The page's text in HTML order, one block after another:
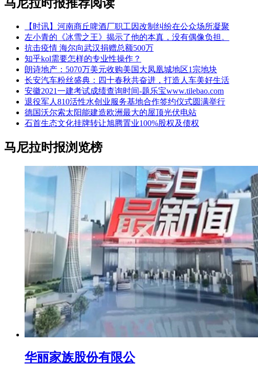
马尼拉时报推荐阅读
【时讯】河南商丘啤酒厂职工因改制纠纷在公众场所凝聚
左小青的《冰雪之王》揭示了他的本真，没有偶像负担。
抗击疫情 海尔向武汉捐赠总额500万
知乎kol需要怎样的专业性操作？
朗诗地产：5070万美元收购美国大凤凰城地区1宗地块
长安汽车粉丝盛典：四十春秋共奋进，打造人车美好生活
安徽2021一建考试成绩查询时间-题乐宝www.tilebao.com
退役军人810活性水创业服务基地合作签约仪式圆满举行
德国沃尔索太阳能建造欧洲最大的屋顶光伏电站
石首生态文化挂牌转让旭腾置业100%股权及债权
马尼拉时报浏览榜
华丽家族股份有限公